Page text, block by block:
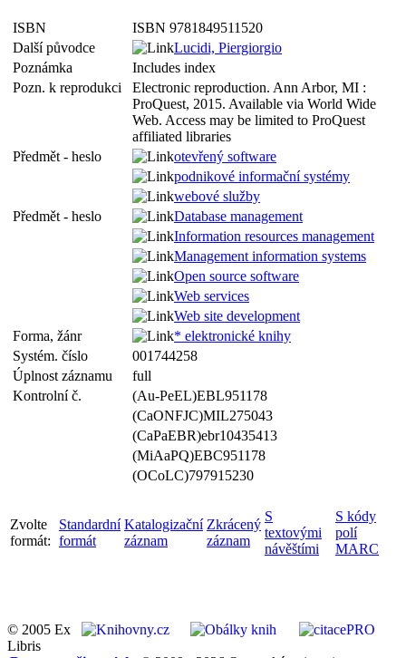
ISBN
ISBN 9781849511520
Další původce
Lucidi, Piergiorgio
Poznámka
Includes index
Pozn. k reprodukci
Electronic reproduction. Ann Arbor, MI :
ProQuest, 2015. Available via World Wide
Web. Access may be limited to ProQuest
affiliated libraries
Předmět - heslo
otevřený software
podnikové informační systémy
webové služby
Předmět - heslo
Database management
Information resources management
Management information systems
Open source software
Web services
Web site development
Forma, žánr
* elektronické knihy
Systém. číslo
001744258
Úplnost záznamu
full
Kontrolní č.
(Au-PeEL)EBL951178
(CaONFJC)MIL275043
(CaPaEBR)ebr10435413
(MiAaPQ)EBC951178
(OCoLC)797915230
Zvolte
formát:
Standardní
formát
Katalogizační
záznam
Zkrácený
záznam
S
textovými
návěštími
S kódy
polí
MARC
© 2005 Ex
Libris